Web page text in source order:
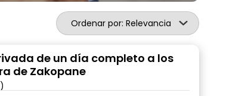
Ordenar por: Relevancia
de un día completo a los
de Zakopane